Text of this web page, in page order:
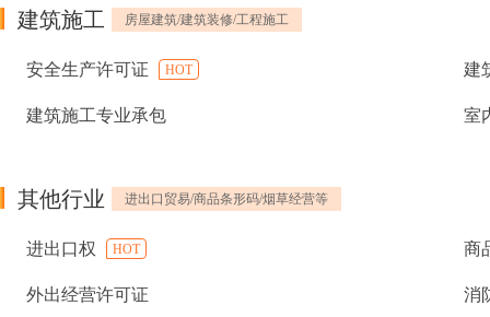
建筑施工 房屋建筑/建筑装修/工程施工
安全生产许可证 HOT 建
建筑施工专业承包 室
其他行业 进出口贸易/商品条形码/烟草经营等
进出口权 HOT 商
外出经营许可证 消